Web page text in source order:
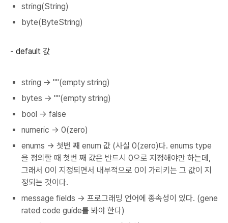
string(String)
byte(ByteString)
- default 값
string -> ""(empty string)
bytes -> ""(empty string)
bool -> false
numeric -> 0(zero)
enums -> 첫번 째 enum 값 (사실 0(zero)다. enums type
을 정의할 때 첫번 째 값은 반드시 0으로 지정해야만 하는데,
그래서 0이 지정되면서 내부적으로 0이 가리키는 그 값이 지
정되는 것이다.
message fields -> 프로그래밍 언어에 종속성이 있다. (gene
rated code guide를 봐야 한다)